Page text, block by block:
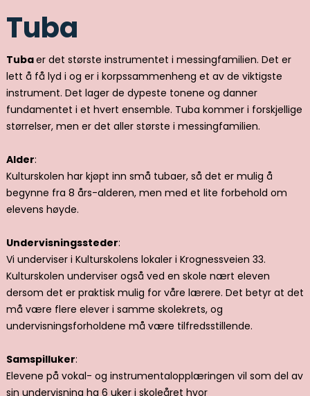
Tuba
Tubaer det største instrumentet i messingfamilien. Det er
lett å få lyd i og er i korpssammenheng et av de viktigste
instrument. Det lager de dypeste tonene og danner
fundamentet i et hvert ensemble. Tuba kommer i forskjellige
størrelser, men er det aller største i messingfamilien.
Alder:
Kulturskolen har kjøpt inn små tubaer, så det er mulig å
begynne fra 8 års-alderen, men med et lite forbehold om
elevens høyde.
Undervisningssteder:
Vi underviser i Kulturskolens lokaler i Krognessveien 33.
Kulturskolen underviser også ved en skole nært eleven
dersom det er praktisk mulig for våre lærere. Det betyr at det
må være flere elever i samme skolekrets, og
undervisningsforholdene må være tilfredsstillende.
Samspilluker:
Elevene på vokal- og instrumentalopplæringen vil som del av
sin undervisning ha 6 uker i skoleåret hvor